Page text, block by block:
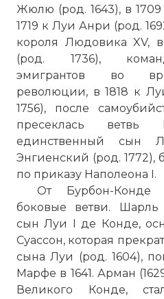
Жюлю (род. 1643), в
1719 к Луи Анри (род.
короля Людовика XV,
(род. 1736),
эмигрантов во
революции, в 1818 к
1756), после
пресеклась ветвь
единственный сын
Энгиенский (род. 1772),
по приказу Наполеона I.
От Бурбон-Конде
боковые ветви. Шарль
сын Луи I де Конде,
Суассон, которая
сына Луи (род. 1604),
Марфе в 1641. Арман
Великого Конде,
Герб Третьего дома
лазуревом, усеянном
щите, червлёная
Фото статьи: